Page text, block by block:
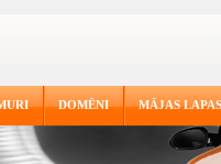
DOMĒNI MĀJAS LAPAS